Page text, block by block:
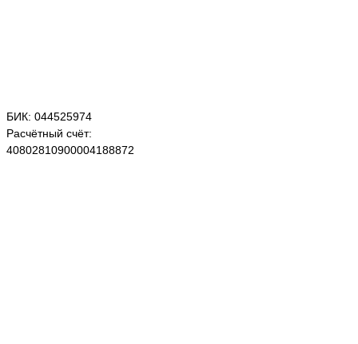
БИК: 044525974
Расчётный счёт:
40802810900004188872